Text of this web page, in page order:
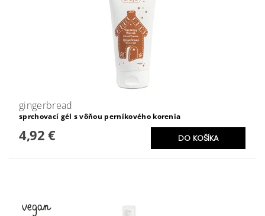
gingerbread
sprchovací gél s vôňou perníkového korenia
4,92 €